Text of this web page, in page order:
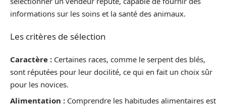
informations sur les soins et la santé des animaux.
Les critères de sélection
Caractère : Certaines races, comme le serpent des blés,
sont réputées pour leur docilité, ce qui en fait un choix sûr
pour les novices.
Alimentation : Comprendre les habitudes alimentaires est